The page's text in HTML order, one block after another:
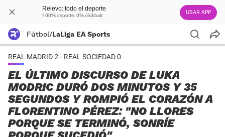
Relevo: todo el deporte
100% deporte. 0% clickbait USAR APP
Fútbol/LaLiga EA Sports
REAL MADRID 2 - REAL SOCIEDAD 0
EL ÚLTIMO DISCURSO DE LUKA
MODRIC DURÓ DOS MINUTOS Y 35
SEGUNDOS Y ROMPIÓ EL CORAZÓN A
FLORENTINO PÉREZ: "NO LLORES
PORQUE SE TERMINÓ, SONRÍE